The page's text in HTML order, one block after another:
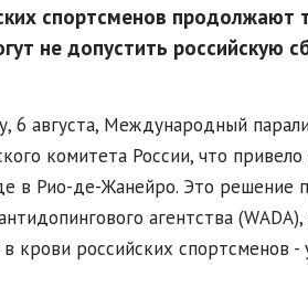
спортсменов продолжают
не допустить российскую
6 августа, Международный
комитета России, что
в Рио-де-Жанейро. Это решение
агентства
крови российских спортсменов